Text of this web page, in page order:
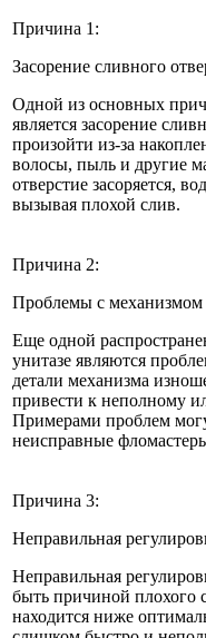
Причина 1:
Засорение сливного
Одной из основных
является засорение
произойти из-за
волосы, пыль и другие
отверстие засоряется,
вызывая плохой слив.
Причина 2:
Проблемы с механизмом
Еще одной
унитазе являются
детали механизма
привести к неполному
Примерами проблем
неисправные
Причина 3:
Неправильная
Неправильная
быть причиной плохого
находится ниже